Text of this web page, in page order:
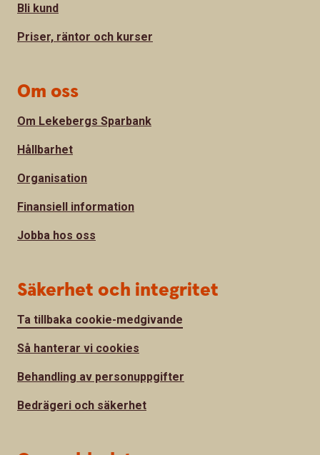
Bli kund
Priser, räntor och kurser
Om oss
Om Lekebergs Sparbank
Hållbarhet
Organisation
Finansiell information
Jobba hos oss
Säkerhet och integritet
Ta tillbaka cookie-medgivande
Så hanterar vi cookies
Behandling av personuppgifter
Bedrägeri och säkerhet